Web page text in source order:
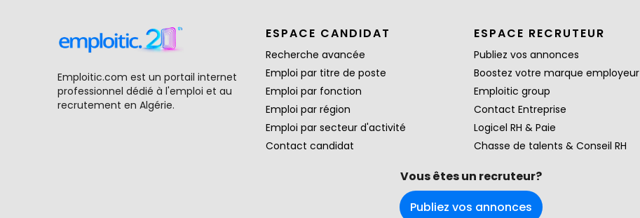
Emploitic.com est un portail internet
professionnel dédié à l'emploi et au
recrutement en Algérie.
ESPACE CANDIDAT
Recherche avancée
Emploi par titre de poste
Emploi par fonction
Emploi par région
Emploi par secteur d'activité
Contact candidat
ESPACE RECRUTEUR
Publiez vos annonces
Boostez votre marque employeur
Emploitic group
Contact Entreprise
Logicel RH & Paie
Chasse de talents & Conseil RH
Vous êtes un recruteur?
Publiez vos annonces